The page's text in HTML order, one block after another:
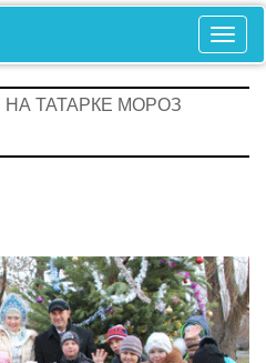
| НА ТАТАРКЕ МОРОЗ